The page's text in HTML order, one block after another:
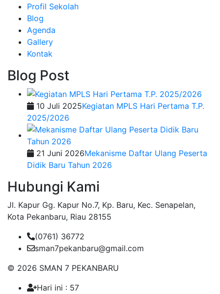
Profil Sekolah
Blog
Agenda
Gallery
Kontak
Blog Post
10 Juli 2025Kegiatan MPLS Hari Pertama T.P.
2025/2026
21 Juni 2026Mekanisme Daftar Ulang Peserta
Didik Baru Tahun 2026
Hubungi Kami
Jl. Kapur Gg. Kapur No.7, Kp. Baru, Kec. Senapelan,
Kota Pekanbaru, Riau 28155
(0761) 36772
sman7pekanbaru@gmail.com
© 2026 SMAN 7 PEKANBARU
Hari ini : 57